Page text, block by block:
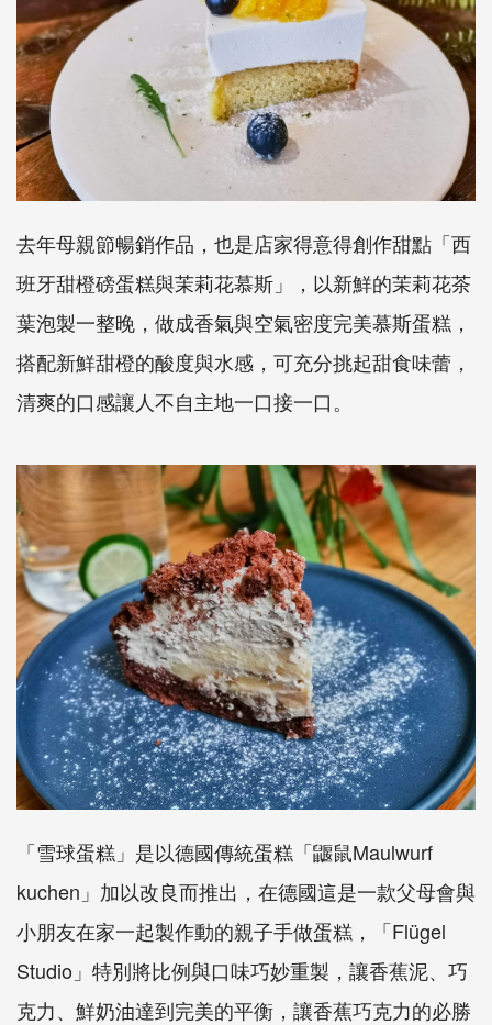
去年母親節暢銷作品，也是店家得意得創作甜點「西
班牙甜橙磅蛋糕與茉莉花慕斯」，以新鮮的茉莉花茶
葉泡製一整晚，做成香氣與空氣密度完美慕斯蛋糕，
搭配新鮮甜橙的酸度與水感，可充分挑起甜食味蕾，
清爽的口感讓人不自主地一口接一口。
「雪球蛋糕」是以德國傳統蛋糕「鼴鼠Maulwurf
kuchen」加以改良而推出，在德國這是一款父母會與
小朋友在家一起製作動的親子手做蛋糕，「Flügel
Studio」特別將比例與口味巧妙重製，讓香蕉泥、巧
克力、鮮奶油達到完美的平衡，讓香蕉巧克力的必勝